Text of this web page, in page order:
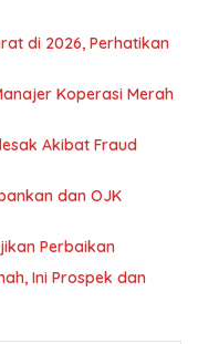
di 2026, Perhatikan
Koperasi Merah
Akibat Fraud
dan OJK
Perbaikan
Ini Prospek dan